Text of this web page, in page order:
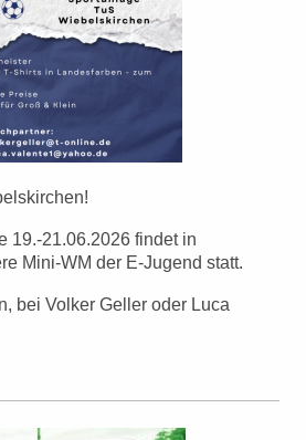
19.-21.06.2026 findet in
Mini-WM der E-Jugend statt.
bei Volker Geller oder Luca